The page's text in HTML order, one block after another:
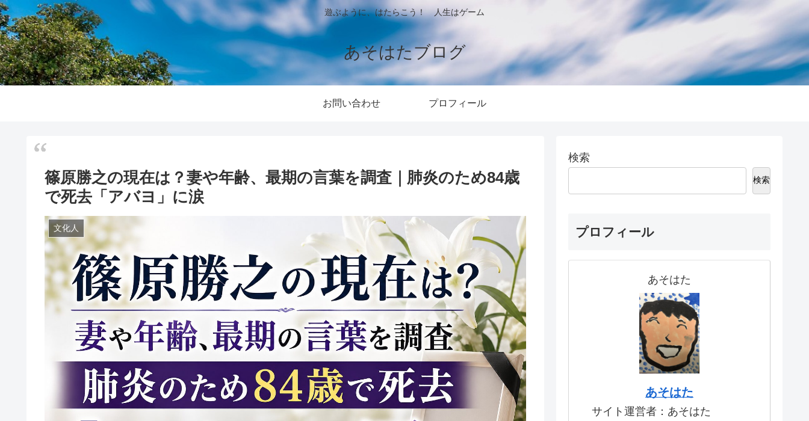
遊ぶように、はたらこう！ 人生はゲーム
あそはたブログ
お問い合わせ プロフィール
篠原勝之の現在は？妻や年齢、最期の言葉を調査｜肺炎のため84歳
で死去「アバヨ」に涙
文化人
検索
検索
プロフィール
あそはた
あそはた
サイト運営者：あそはた